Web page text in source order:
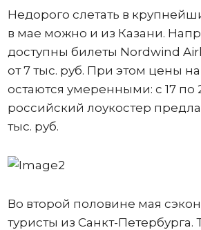
Недорого слетать в
в мае можно и из Казани.
доступны билеты Nordwind
от 7 тыс. руб. При этом цены
остаются умеренными: с 17 по
российский лоукостер
тыс. руб.
Во второй половине мая
туристы из Санкт-Петербурга.